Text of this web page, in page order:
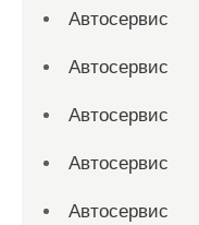
Автосервис
Автосервис
Автосервис
Автосервис
Автосервис